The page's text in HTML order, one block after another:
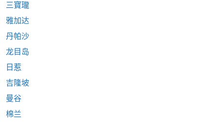
三寶瓏
雅加达
丹帕沙
龙目岛
日惹
吉隆坡
曼谷
棉兰